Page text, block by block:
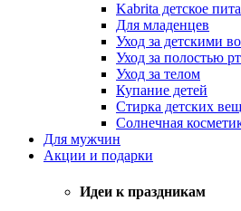
Kabrita детское
Для младенцев
Уход за детскими
Уход за полостью
Уход за телом
Купание детей
Стирка детских
Солнечная
Для мужчин
Акции и подарки
Идеи к праздникам